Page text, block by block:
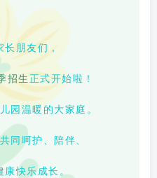
朋友们，
招生正式开始啦！
园温暖的大家庭。
同呵护、陪伴、
快乐成长。